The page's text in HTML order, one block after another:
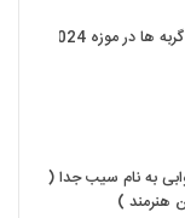
ها در موزه 2024
به نام سیب جدا (
هنرمند )